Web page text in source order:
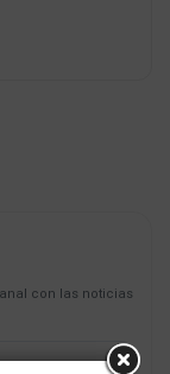
con las noticias